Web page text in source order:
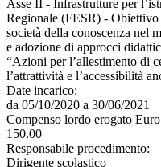
Asse II - Infrastrutture per
Regionale (FESR) -
società della conoscenza nel
e adozione di approcci
“Azioni per l’allestimento di
l’attrattività e l’accessibilità
Date incarico:
da 05/10/2020 a 30/06/2021
Compenso lordo erogato
150.00
Responsabile procedimento:
Dirigente scolastico